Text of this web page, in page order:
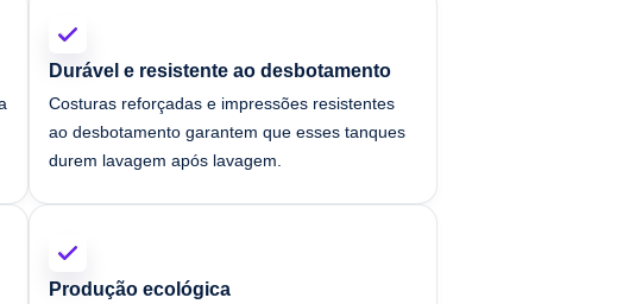
Durável e resistente ao desbotamento
Costuras reforçadas e impressões resistentes
ao desbotamento garantem que esses tanques
durem lavagem após lavagem.
Produção ecológica